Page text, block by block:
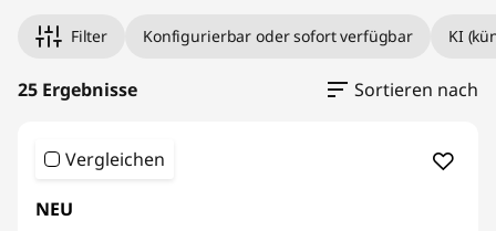
Filter Konfigurierbar oder sofort verfügbar KI
25 Ergebnisse Sortieren nach
Vergleichen
NEU